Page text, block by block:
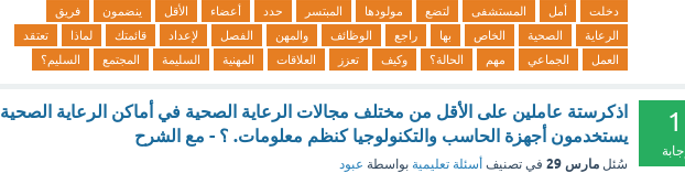
دخلت أمل المستشفى لتضع مولودها المبتسر حدد أعضاء الأقل ينضمون
فريق
الرعاية
الصحية الخاص بها راجع الوظائف والمهن الفصل لإعداد قائمتك لماذا
تعتقد
العمل
الجماعي مهم الحالة؟ وكيف تعزز العلاقات المهنية السليمة المجتمع السليم؟
1
إجابة
اذكرستة عاملين على الأقل من مختلف مجالات الرعاية الصحية في أماكن الرعاية الصحية
يستخدمون أجهزة الحاسب والتكنولوجيا كنظم معلومات. ؟ - مع الشرح
سُئل مارس 29 في تصنيف أسئلة تعليمية بواسطة عبود